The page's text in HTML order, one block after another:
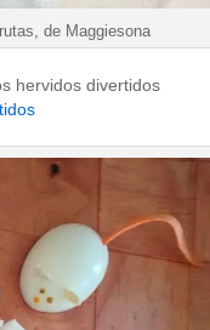
de Maggiesona
hervidos divertidos